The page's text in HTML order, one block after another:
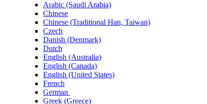
Arabic (Saudi Arabia)
Chinese
Chinese (Traditional Han, Taiwan)
Czech
Danish (Denmark)
Dutch
English (Australia)
English (Canada)
English (United States)
French
German
Greek (Greece)